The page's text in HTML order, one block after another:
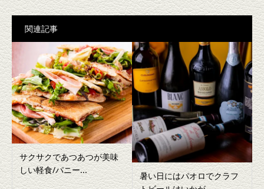
関連記事
サクサクであつあつが美味
しい軽食/パニー...
暑い日にはパオロでクラフ